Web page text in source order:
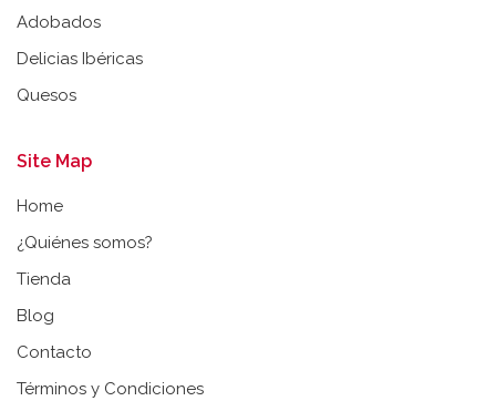
Adobados
Delicias Ibéricas
Quesos
Site Map
Home
¿Quiénes somos?
Tienda
Blog
Contacto
Términos y Condiciones